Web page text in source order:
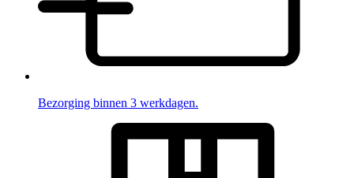
Bezorging binnen 3 werkdagen.